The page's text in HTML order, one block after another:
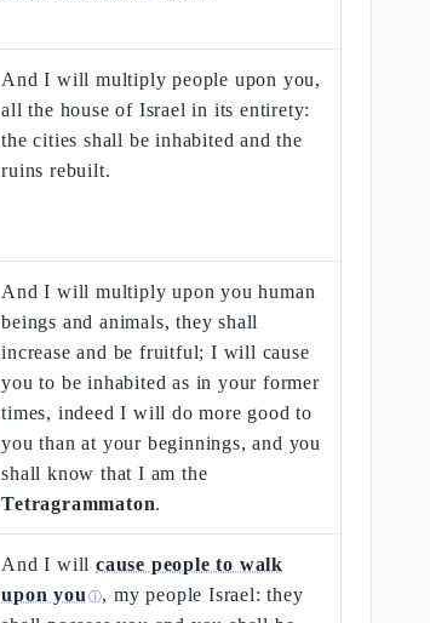
And I will multiply people upon you,
all the house of Israel in its entirety:
the cities shall be inhabited and the
ruins rebuilt.
And I will multiply upon you human
beings and animals, they shall
increase and be fruitful; I will cause
you to be inhabited as in your former
times, indeed I will do more good to
you than at your beginnings, and you
shall know that I am the
Tetragrammaton.
And I willcause people to walk
upon you ⓘ, my people Israel: they